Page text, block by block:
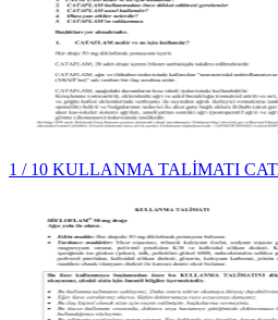
1 / 10 KULLANMA TALİMATI